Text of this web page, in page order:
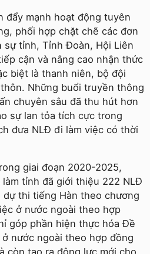
đẩy mạnh hoạt động tuyên
phối hợp chặt chẽ các đơn
sự tỉnh, Tỉnh Đoàn, Hội Liên
cận và nâng cao nhận thức
biệt là thanh niên, bộ đội
Những buổi truyền thông
chuyên sâu đã thu hút hơn
sự lan tỏa tích cực trong
đưa NLĐ đi làm việc có thời
giai đoạn 2020-2025,
tỉnh đã giới thiệu 222 NLĐ
dự thi tiếng Hàn theo chương
ở nước ngoài theo hợp
góp phần hiện thực hóa Đề
nước ngoài theo hợp đồng